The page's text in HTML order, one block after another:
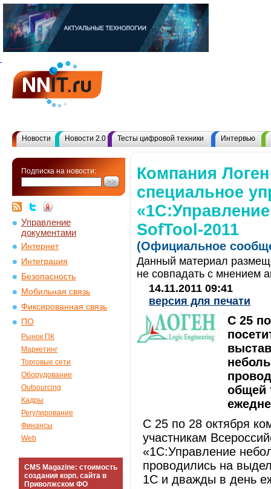
Новости Новости 2.0 Тесты цифровой техники Интервью
Подписка на новости:
Управление
документами
Интернет
Интеграция
Безопасность
Мобильная связь
Фиксированная связь
ПО
Рынок ПК
Маркетинг
Торговые сети
Оборудование
Outsourcing
Кадры
Регулирование
Финансы
Web
CMS Magazine: стоимость
создания корп. сайта в
Приволжском ФО
Компания
специальное
SofTool-2011
(Официальное
Данный материал
не совпадать с мнением
14.11.2011 09:41
версия для печати
С 25
общей
С 25 по 28 октября
участникам
«1С:Управление
проводились на
1С и дважды в день